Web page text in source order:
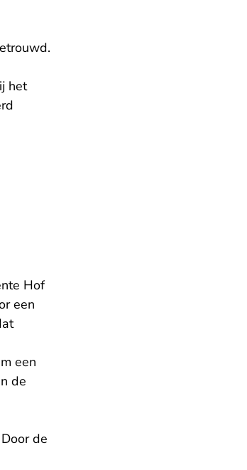
het
Hof
een
een
de
de